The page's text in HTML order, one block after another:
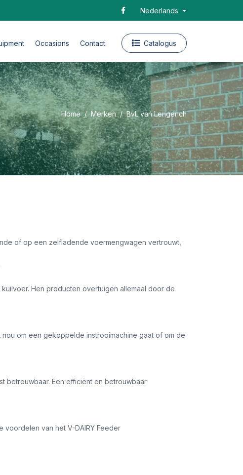
Nederlands
Occasions Contact Catalogus
Home Merken BvL van Lengerich
of op een zelfladende voermengwagen vertrouwt,
Hen producten overtuigen allemaal door de
om een gekoppelde instrooimachine gaat of om de
betrouwbaar. Een efficiënt en betrouwbaar
voordelen van het V-DAIRY Feeder